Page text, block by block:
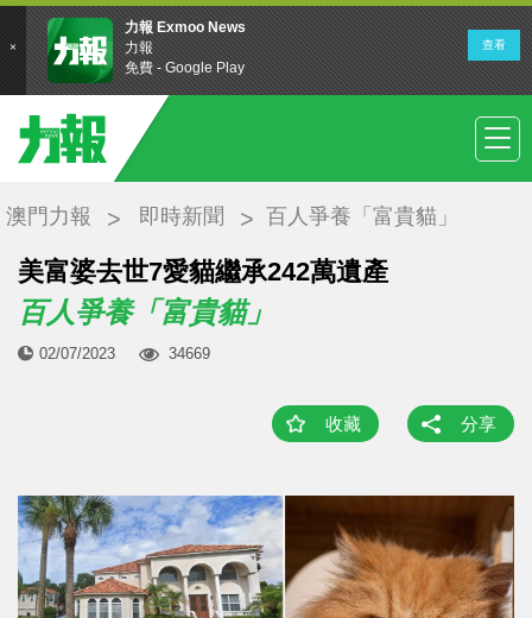
澳門力報 即時新聞 百人爭養「富貴貓」
美富婆去世7愛貓繼承242萬遺產
百人爭養「富貴貓」
02/07/2023 34669
收藏 分享